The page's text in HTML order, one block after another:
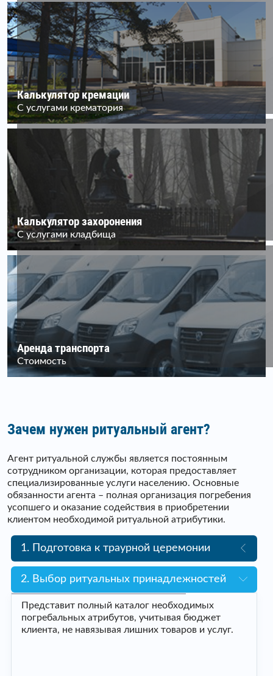
Калькулятор кремации
С услугами крематория
Калькулятор захоронения
С услугами кладбища
Аренда транспорта
Стоимость
Зачем нужен ритуальный агент?
Агент ритуальной службы является постоянным
сотрудником организации, которая предоставляет
специализированные услуги населению. Основные
обязанности агента – полная организация погребения
усопшего и оказание содействия в приобретении
клиентом необходимой ритуальной атрибутики.
1. Подготовка к траурной церемонии
2. Выбор ритуальных принадлежностей
Представит полный каталог необходимых
погребальных атрибутов, учитывая бюджет
клиента, не навязывая лишних товаров и услуг.